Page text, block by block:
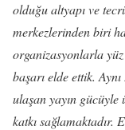
olduğu altyapı ve
merkezlerinden biri
organizasyonlarla
başarı elde ettik.
ulaşan yayın gücüyle
katkı sağlamaktadır.